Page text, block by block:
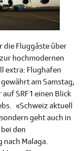
die Fluggäste über
hochmodernen
extra: Flughafen
gewährt am Samstag,
SRF 1 einen Blick
«Schweiz aktuell
geht auch in
den
Malaga.